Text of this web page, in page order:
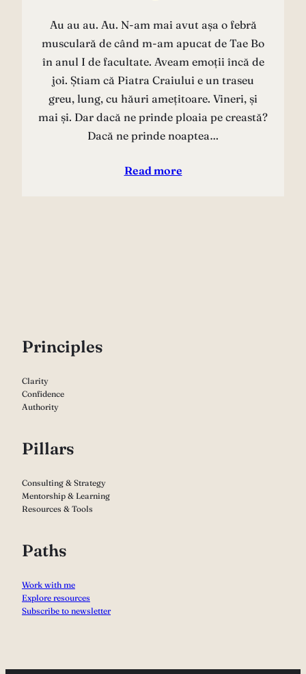
Au au au. Au. N-am mai avut așa o febră
musculară de când m-am apucat de Tae Bo
în anul I de facultate. Aveam emoții încă de
joi. Știam că Piatra Craiului e un traseu
greu, lung, cu hăuri amețitoare. Vineri, și
mai și. Dar dacă ne prinde ploaia pe creastă?
Dacă ne prinde noaptea…
Read more
Principles
Clarity
Confidence
Authority
Pillars
Consulting & Strategy
Mentorship & Learning
Resources & Tools
Paths
Work with me
Explore resources
Subscribe to newsletter